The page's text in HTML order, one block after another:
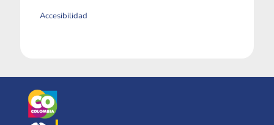
Accesibilidad